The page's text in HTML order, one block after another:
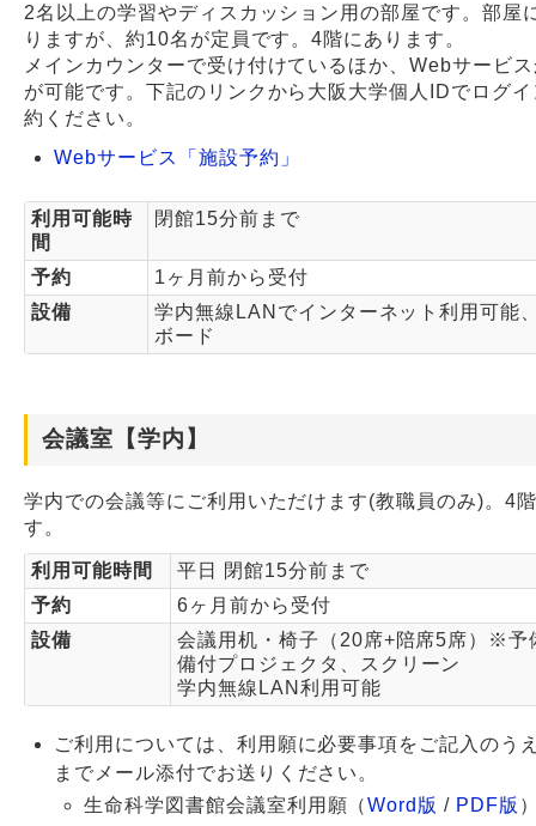
2名以上の学習やディスカッション用の部屋です。部屋
りますが、約10名が定員です。4階にあります。
メインカウンターで受け付けているほか、Webサービ
が可能です。下記のリンクから大阪大学個人IDでログ
約ください。
Webサービス「施設予約」
利用可能時
間
閉館15分前まで
予約
1ヶ月前から受付
設備
学内無線LANでインターネット利用可能
ボード
会議室【学内】
学内での会議等にご利用いただけます(教職員のみ)。4
す。
利用可能時間
平日 閉館15分前まで
予約
6ヶ月前から受付
設備
会議用机・椅子（20席+陪席5席）※予
備付プロジェクタ、スクリーン
学内無線LAN利用可能
ご利用については、利用願に必要事項をご記入のう
までメール添付でお送りください。
生命科学図書館会議室利用願（Word版 / PDF版